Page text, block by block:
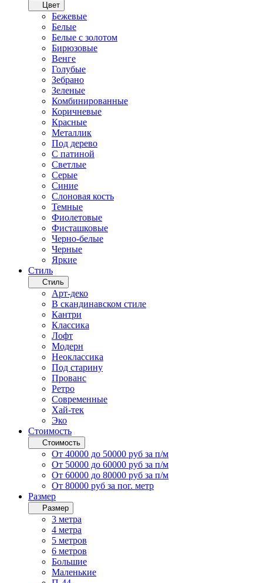
Цвет
Бежевые
Белые
Белые с золотом
Бирюзовые
Венге
Голубые
Зебрано
Зеленые
Комбинированные
Коричневые
Красные
Металлик
Под дерево
С патиной
Светлые
Серые
Синие
Слоновая кость
Темные
Фиолетовые
Фисташковые
Черно-белые
Черные
Яркие
Стиль
Стиль
Арт-деко
В скандинавском стиле
Кантри
Классика
Лофт
Модерн
Неоклассика
Под старину
Прованс
Ретро
Современные
Хай-тек
Эко
Стоимость
Стоимость
От 40000 до 50000 руб за п/м
От 50000 до 60000 руб за п/м
От 60000 до 80000 руб за п/м
От 80000 руб за пог. метр
Размер
Размер
3 метра
4 метра
5 метров
6 метров
Большие
Маленькие